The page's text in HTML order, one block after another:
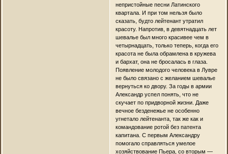
непристойные песни Латинского
квартала. И при том нельзя было
сказать, будто лейтенант утратил
красоту. Напротив, в девятнадцать лет
шевалье был много красивее чем в
четырнадцать, только теперь, когда его
красота не была обрамлена в кружева
и бархат, она не бросалась в глаза.
Появление молодого человека в Лувре
не было связано с желанием шевалье
вернуться ко двору. За годы в армии
Александр успел понять, что не
скучает по придворной жизни. Даже
вечное безденежье не особенно
угнетало лейтенанта, так же как и
командование ротой без патента
капитана. С первым Александру
помогало справляться умелое
хозяйствование Пьера, со вторым —